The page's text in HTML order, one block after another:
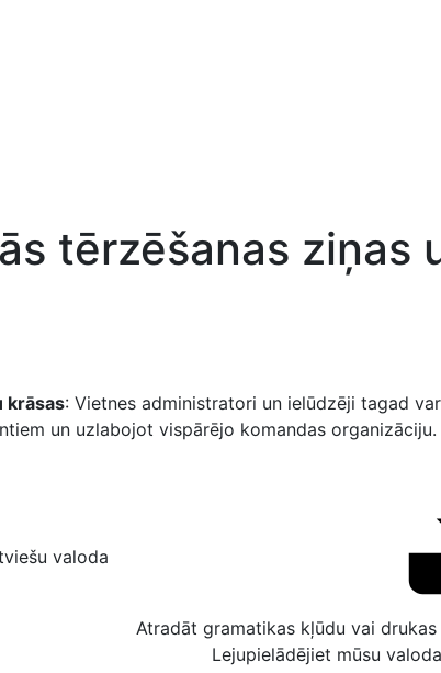
tērzēšanas ziņas
krāsas: Vietnes administratori un ielūdzēji tagad
un uzlabojot vispārējo komandas organizāciju.
valoda
Atradāt gramatikas kļūdu vai drukas
Lejupielādējiet mūsu